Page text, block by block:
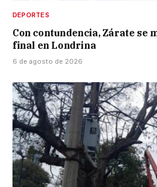
DEPORTES
Con contundencia, Zárate se
final en Londrina
6 de agosto de 2026